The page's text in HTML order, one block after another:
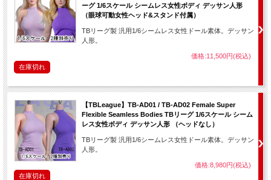
ーグ 1/6スケール シームレス女性ボディ デッサン人形
（眼球可動女性ヘッド&スタンド付属）
TBリーグ製 汎用1/6シームレス女性ドール素体。デッサン
人形。
価格:11,500円(税込)
在庫切れ
【TBLeague】TB-AD01 / TB-AD02 Female Super
Flexible Seamless Bodies TBリーグ 1/6スケール シーム
レス女性ボディ デッサン人形 （ヘッドなし）
TBリーグ製 汎用1/6シームレス女性ドール素体。デッサン
人形。
価格:8,980円(税込)
在庫切れ